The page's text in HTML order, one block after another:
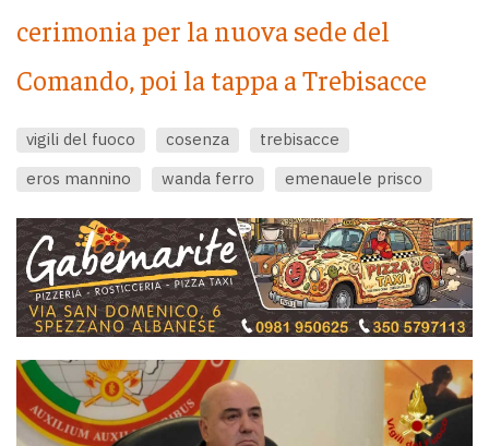
cerimonia per la nuova sede del
Comando, poi la tappa a Trebisacce
vigili del fuoco cosenza
trebisacce
eros mannino
wanda ferro emenauele prisco